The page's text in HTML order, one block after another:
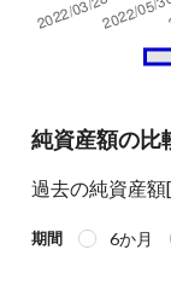
純資産額の比
過去の純資産額
期間 6か月